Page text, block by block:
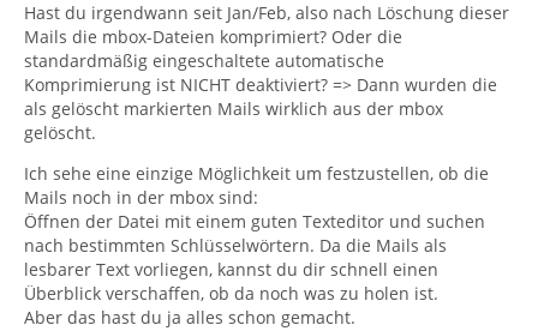
Hast du irgendwann seit Jan/Feb, also nach Löschung dieser
Mails die mbox-Dateien komprimiert? Oder die
standardmäßig eingeschaltete automatische
Komprimierung ist NICHT deaktiviert? => Dann wurden die
als gelöscht markierten Mails wirklich aus der mbox
gelöscht.
Ich sehe eine einzige Möglichkeit um festzustellen, ob die
Mails noch in der mbox sind:
Öffnen der Datei mit einem guten Texteditor und suchen
nach bestimmten Schlüsselwörtern. Da die Mails als
lesbarer Text vorliegen, kannst du dir schnell einen
Überblick verschaffen, ob da noch was zu holen ist.
Aber das hast du ja alles schon gemacht.